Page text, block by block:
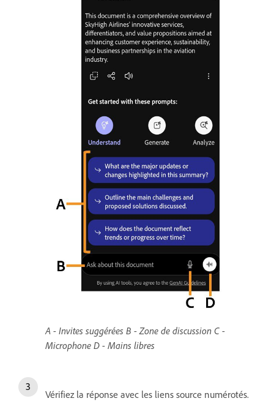
A - Invites suggérées B - Zone de discussion C -
Microphone D - Mains libres
Vérifiez la réponse avec les liens source numérotés.